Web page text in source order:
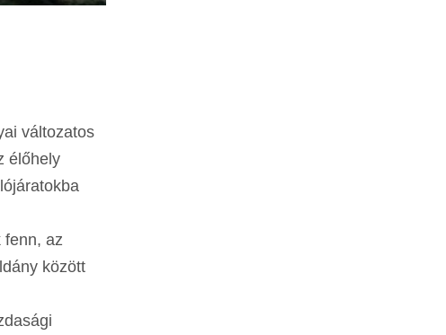
változatos
élőhely
fenn, az
között